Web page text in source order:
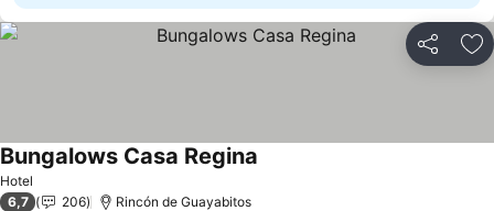
Deli
Hotel
Bungalows Casa Regina
6,7 206 Rincón de Guayabitos